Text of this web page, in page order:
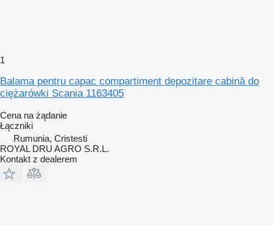
1
Balama pentru capac compartiment depozitare cabină do
ciężarówki Scania 1163405
Cena na żądanie
Łączniki
Rumunia, Cristesti
ROYAL DRU AGRO S.R.L.
Kontakt z dealerem